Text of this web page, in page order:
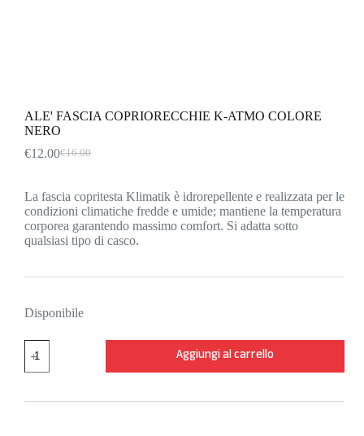
ALE' FASCIA COPRIORECCHIE K-ATMO COLORE
NERO
€16.00
Il
era:
€16.00.
€12.00Il
è:
€12.00.
La fascia copritesta Klimatik è idrorepellente e realizzata per le
condizioni climatiche fredde e umide; mantiene la temperatura
corporea garantendo massimo comfort. Si adatta sotto
qualsiasi tipo di casco.
Disponibile
ALE'
FASCIA
COPRIORECCHIE
ATMO
Aggiungi al carrello